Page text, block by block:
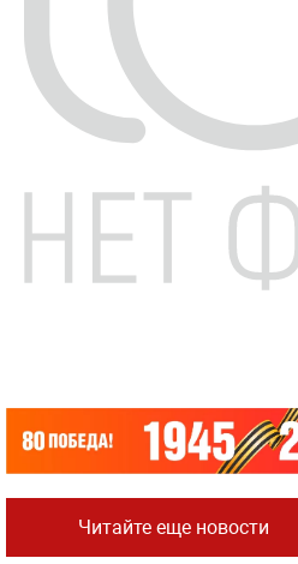
Читайте еще новости